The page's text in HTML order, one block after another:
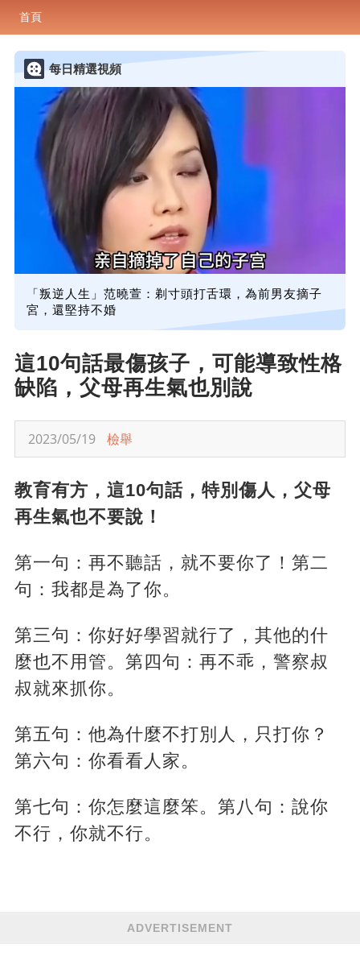
首頁
每日精選視頻
「叛逆人生」范曉萱：剃寸頭打舌環，為前男友摘子
宮，還堅持不婚
這10句話最傷孩子，可能導致性格
缺陷，父母再生氣也別說
2023/05/19 檢舉
教育有方，這10句話，特別傷人，父母
再生氣也不要說！
第一句：再不聽話，就不要你了！第二
句：我都是為了你。
第三句：你好好學習就行了，其他的什
麼也不用管。第四句：再不乖，警察叔
叔就來抓你。
第五句：他為什麼不打別人，只打你？
第六句：你看看人家。
第七句：你怎麼這麼笨。第八句：說你
不行，你就不行。
ADVERTISEMENT